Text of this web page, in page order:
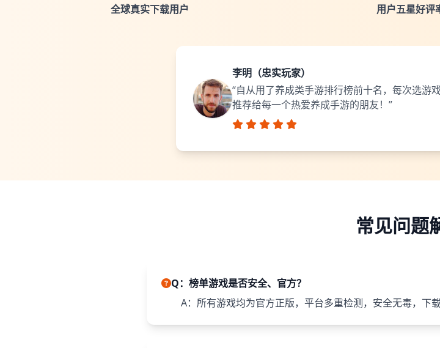
全球真实下载用户 用户五星好评
李明（忠实玩家）
“自从用了养成类手游排行榜前十名，每次选游
推荐给每一个热爱养成手游的朋友！”
常见问题
Q：榜单游戏是否安全、官方？
A：所有游戏均为官方正版，平台多重检测，安全无毒，下载